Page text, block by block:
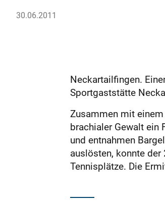
30.06.2011
Neckartailfingen.
Sportgaststätte
Zusammen mit
brachialer Gewalt ein
und entnahmen
auslösten, konnte
Tennisplätze. Die